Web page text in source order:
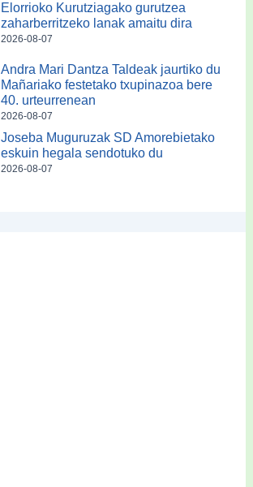
Elorrioko Kurutziagako gurutzea
zaharberritzeko lanak amaitu dira
2026-08-07
Andra Mari Dantza Taldeak jaurtiko du
Mañariako festetako txupinazoa bere
40. urteurrenean
2026-08-07
Joseba Muguruzak SD Amorebietako
eskuin hegala sendotuko du
2026-08-07